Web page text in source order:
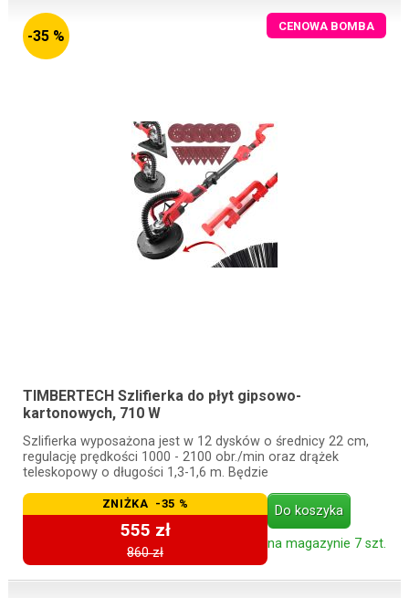
-35 %
CENOWA BOMBA
TIMBERTECH Szlifierka do płyt gipsowo-
kartonowych, 710 W
Szlifierka wyposażona jest w 12 dysków o średnicy 22 cm,
regulację prędkości 1000 - 2100 obr./min oraz drążek
teleskopowy o długości 1,3-1,6 m. Będzie
ZNIŻKA -35 %
555 zł
860 zł
Do koszyka
na magazynie 7 szt.